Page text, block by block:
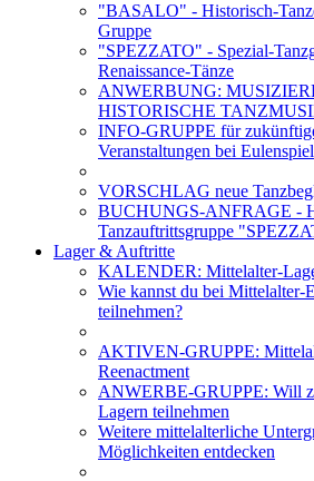
"BASALO" - Historisch-
Gruppe
"SPEZZATO" - Spezial-
Renaissance-Tänze
ANWERBUNG:
HISTORISCHE
INFO-GRUPPE für
Veranstaltungen bei Eulenspiel
VORSCHLAG neue
BUCHUNGS-ANFRAGE -
Tanzauftrittsgruppe
Lager & Auftritte
KALENDER: Mittelalter-
Wie kannst du bei Mittelalter-
teilnehmen?
AKTIVEN-GRUPPE:
Reenactment
ANWERBE-GRUPPE: Will
Lagern teilnehmen
Weitere mittelalterliche
Möglichkeiten entdecken